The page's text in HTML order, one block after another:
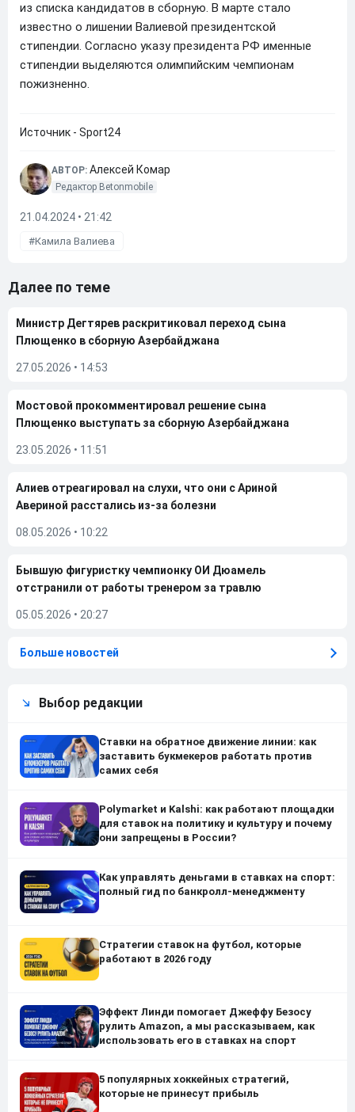
из списка кандидатов в сборную. В марте стало
известно о лишении Валиевой президентской
стипендии. Согласно указу президента РФ именные
стипендии выделяются олимпийским чемпионам
пожизненно.
Источник - Sport24
АВТОР: Алексей Комар
Редактор Betonmobile
21.04.2024 • 21:42
Камила Валиева
Далее по теме
Министр Дегтярев раскритиковал переход сына
Плющенко в сборную Азербайджана
27.05.2026 • 14:53
Мостовой прокомментировал решение сына
Плющенко выступать за сборную Азербайджана
23.05.2026 • 11:51
Алиев отреагировал на слухи, что они с Ариной
Авериной расстались из-за болезни
08.05.2026 • 10:22
Бывшую фигуристку чемпионку ОИ Дюамель
отстранили от работы тренером за травлю
05.05.2026 • 20:27
Больше новостей
Выбор редакции
Ставки на обратное движение линии: как
заставить букмекеров работать против
самих себя
Polymarket и Kalshi: как работают площадки
для ставок на политику и культуру и почему
они запрещены в России?
Как управлять деньгами в ставках на спорт:
полный гид по банкролл-менеджменту
Стратегии ставок на футбол, которые
работают в 2026 году
Эффект Линди помогает Джеффу Безосу
рулить Amazon, а мы рассказываем, как
использовать его в ставках на спорт
5 популярных хоккейных стратегий,
которые не принесут прибыль